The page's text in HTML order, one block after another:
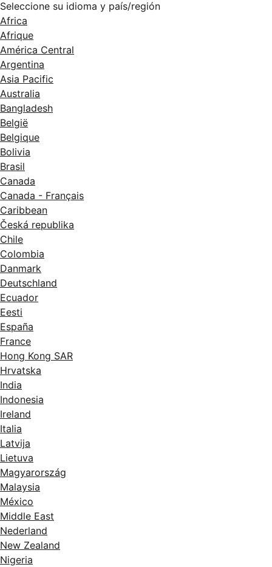
Seleccione su idioma y país/región
Africa
Afrique
América Central
Argentina
Asia Pacific
Australia
Bangladesh
België
Belgique
Bolivia
Brasil
Canada
Canada - Français
Caribbean
Česká republika
Chile
Colombia
Danmark
Deutschland
Ecuador
Eesti
España
France
Hong Kong SAR
Hrvatska
India
Indonesia
Ireland
Italia
Latvija
Lietuva
Magyarország
Malaysia
México
Middle East
Nederland
New Zealand
Nigeria